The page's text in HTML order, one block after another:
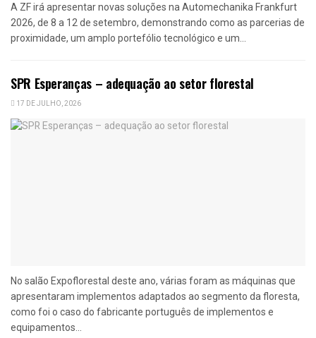
A ZF irá apresentar novas soluções na Automechanika Frankfurt
2026, de 8 a 12 de setembro, demonstrando como as parcerias de
proximidade, um amplo portefólio tecnológico e um...
SPR Esperanças – adequação ao setor florestal
17 DE JULHO, 2026
No salão Expoflorestal deste ano, várias foram as máquinas que
apresentaram implementos adaptados ao segmento da floresta,
como foi o caso do fabricante português de implementos e
equipamentos...